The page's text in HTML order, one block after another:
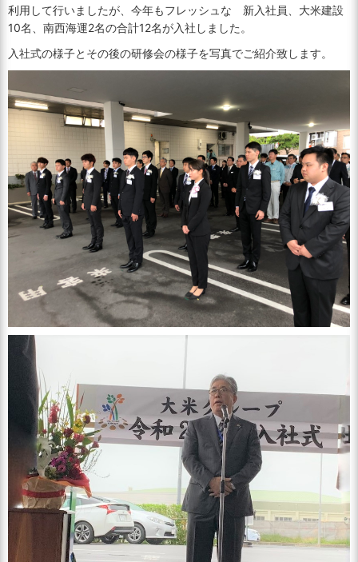
利用して行いましたが、今年もフレッシュな 新入社員、大米建設
10名、南西海運2名の合計12名が入社しました。
入社式の様子とその後の研修会の様子を写真でご紹介致します。